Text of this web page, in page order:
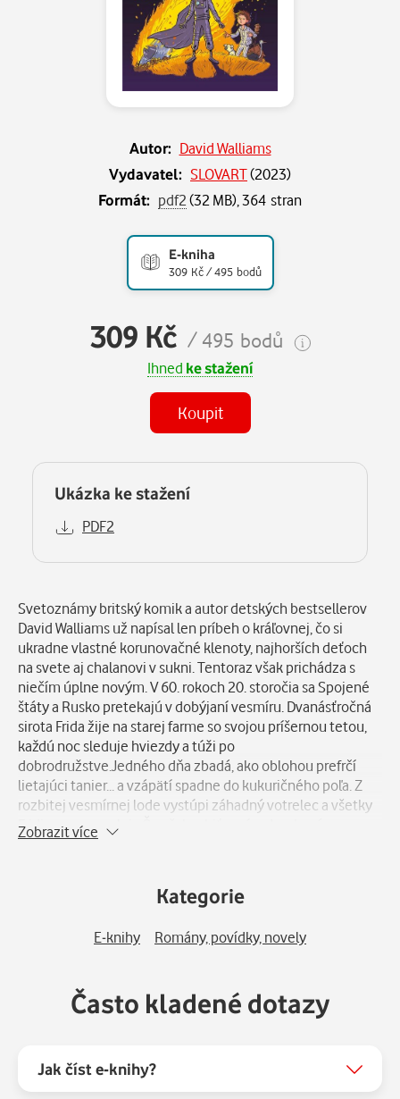
Autor: David Walliams
Vydavatel: SLOVART(2023)
Formát: pdf2(32 MB), 364 stran
E-kniha
309 Kč / 495 bodů
309 Kč / 495 bodů
Ihned ke stažení
Koupit
Ukázka ke stažení
PDF2
Popis
Svetoznámy britský komik a autor detských bestsellerov
David Walliams už napísal len príbeh o kráľovnej, čo si
ukradne vlastné korunovačné klenoty, najhorších deťoch
na svete aj chalanovi v sukni. Tentoraz však prichádza s
niečím úplne novým. V 60. rokoch 20. storočia sa Spojené
štáty a Rusko pretekajú v dobýjaní vesmíru. Dvanásťročná
sirota Frida žije na starej farme so svojou príšernou tetou,
každú noc sleduje hviezdy a túži po
dobrodružstve.Jedného dňa zbadá, ako oblohou prefrčí
lietajúci tanier... a vzápätí spadne do kukuričného poľa. Z
rozbitej vesmírnej lode vystúpi záhadný votrelec a všetky
Fridine sny sa splnia.Čo však robiť v prípade, ak má
návštevník z cudzej planéty obrovské tajomstvo? Čo s tým
letel prvý do vesmíru, na Mesiac či ako sa dá obletieť okolo
Davida Walliamsa.
Zobrazit více
Kategorie
E-knihy Romány, povídky, novely
Často kladené dotazy
Jak číst e-knihy?